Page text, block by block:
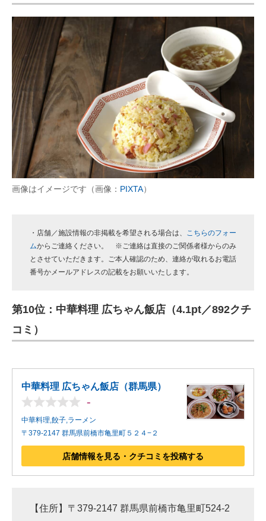
画像はイメージです（画像： PIXTA）
・店舗／施設情報の非掲載を希望される場合は、 こちらのフォー
ムからご連絡ください。 ※ご連絡は直接のご関係者様からのみ
とさせていただきます。ご本人確認のため、連絡が取れるお電話
番号かメールアドレスの記載をお願いいたします。
第10位：中華料理 広ちゃん飯店（4.1pt／892クチ
コミ）
中華料理 広ちゃん飯店（群馬県）
-
中華料理,餃子,ラーメン
〒379-2147 群馬県前橋市亀里町５２４−２
店舗情報を見る・クチコミを投稿する
【住所】〒379-2147 群馬県前橋市亀里町524-2